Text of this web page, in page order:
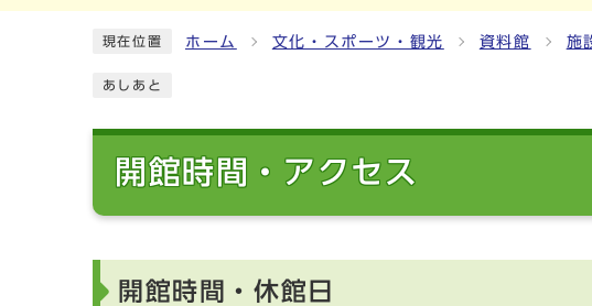
現在位置 ホーム 文化・スポーツ・観光 資料館 施
あしあと
開館時間・アクセス
開館時間・休館日